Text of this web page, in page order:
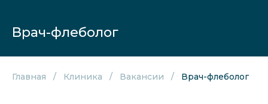
Врач-флеболог
Главная Клиника Вакансии Врач-флеболог